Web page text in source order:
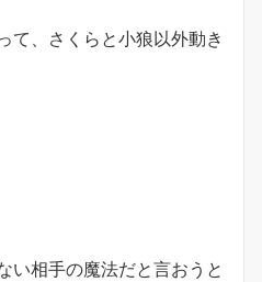
て、さくらと小狼以外動き
い相手の魔法だと言おうと